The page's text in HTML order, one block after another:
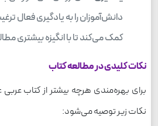
دانش‌آموزان را به یادگیری فعال
کمک می‌کند تا با انگیزه بیشتری
نکات کلیدی در مطالعه کتاب
برای بهره‌مندی هرچه بیشتر از کتاب
نکات زیر توصیه می‌شود: